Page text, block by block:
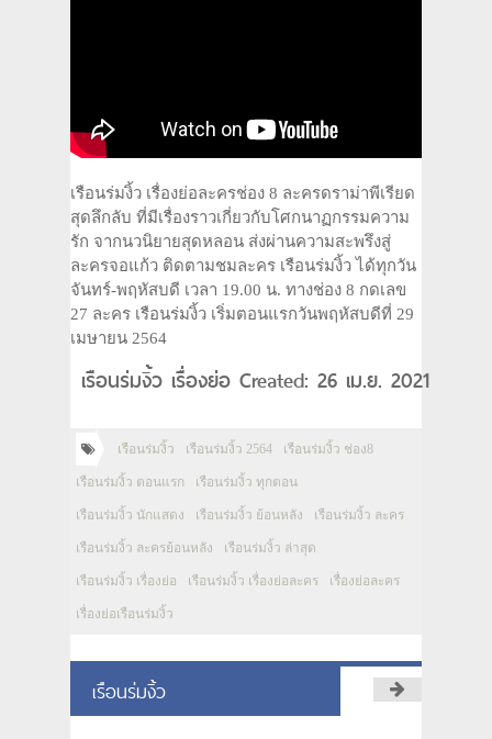
เรือนร่มงิ้ว เรื่องย่อละครช่อง 8 ละครดราม่าพีเรียด
สุดลึกลับ ที่มีเรื่องราวเกี่ยวกับโศกนาฏกรรมความ
รัก จากนวนิยายสุดหลอน ส่งผ่านความสะพรึงสู่
ละครจอแก้ว ติดตามชมละคร เรือนร่มงิ้ว ได้ทุกวัน
จันทร์-พฤหัสบดี เวลา 19.00 น. ทางช่อง 8 กดเลข
27 ละคร เรือนร่มงิ้ว เริ่มตอนแรกวันพฤหัสบดีที่ 29
เมษายน 2564
เรือนร่มงิ้ว เรื่องย่อ Created: 26 เม.ย. 2021
เรือนร่มงิ้ว เรือนร่มงิ้ว 2564 เรือนร่มงิ้ว ช่อง8
เรือนร่มงิ้ว ตอนแรก เรือนร่มงิ้ว ทุกตอน
เรือนร่มงิ้ว นักแสดง เรือนร่มงิ้ว ย้อนหลัง เรือนร่มงิ้ว ละคร
เรือนร่มงิ้ว ละครย้อนหลัง เรือนร่มงิ้ว ล่าสุด
เรือนร่มงิ้ว เรื่องย่อ เรือนร่มงิ้ว เรื่องย่อละคร เรื่องย่อละคร
เรื่องย่อเรือนร่มงิ้ว
เรือนร่มงิ้ว